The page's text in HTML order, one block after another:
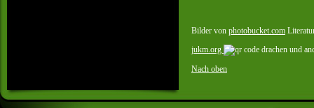
Bilder von photobucket.com
jukm.org
Nach oben